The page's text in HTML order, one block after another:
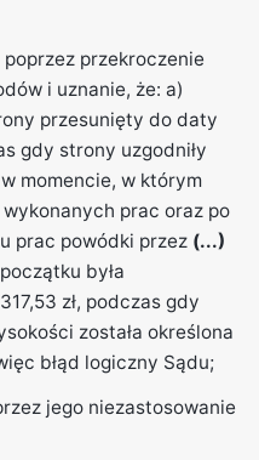
poprzez przekroczenie
i uznanie, że: a)
przesunięty do daty
gdy strony uzgodniły
momencie, w którym
prac oraz po
prac powódki przez (...)
była
zł, podczas gdy
została określona
błąd logiczny Sądu;
jego niezastosowanie